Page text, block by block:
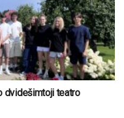
dvidešimtoji teatro